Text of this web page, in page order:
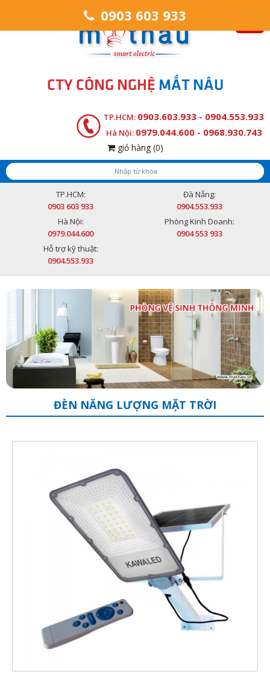
CTY CÔNG NGHỆ MẮT NÂU
TP.HCM: 0903.603.933 - 0904.553.933
Hà Nội: 0979.044.600 - 0968.930.743
giỏ hàng (0)
TP.HCM:
0903 603 933
Đà Nẵng:
0904.553.933
Hà Nội:
0979.044.600
Phòng Kinh Doanh:
0904 553 933
Hỗ trợ kỹ thuật:
0904.553.933
ĐÈN NĂNG LƯỢNG MẶT TRỜI
0903 603 933